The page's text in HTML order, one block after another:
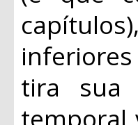
tira sua
temporal